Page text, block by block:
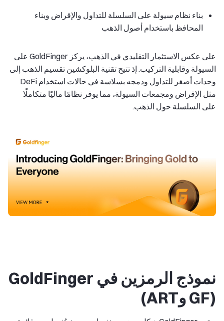
بناء نظام سيولة على السلسلة للتداول والإقراض وبناء
المحافظ باستخدام أصول الذهب
على عكس الاستثمار التقليدي في الذهب، يركز GoldFinger على
السيولة وقابلية التركيب. إذ تتيح تقنية البلوكشين تقسيم الذهب إلى
وحدات أصغر للتداول ودمجه بسلاسة في حالات استخدام DeFi
مثل الإقراض ومجمعات السيولة، مما يوفر نظامًا ماليًا متكاملًا
على السلسلة حول الذهب.
نموذج الرمزين في GoldFinger
(GF وART)